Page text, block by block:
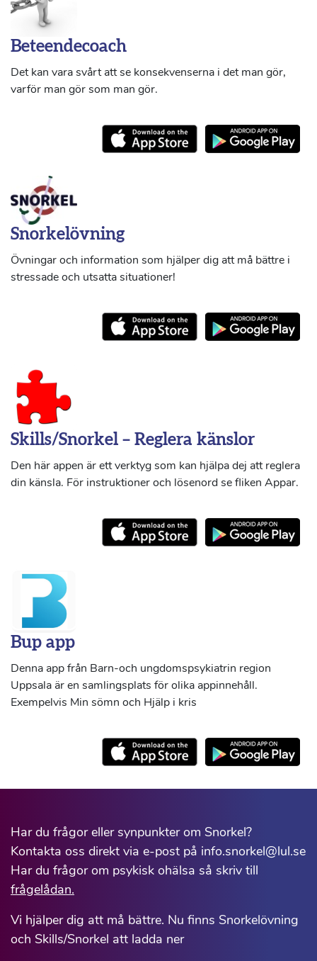
Beteendecoach
Det kan vara svårt att se konsekvenserna i det man gör,
varför man gör som man gör.
Snorkelövning
Övningar och information som hjälper dig att må bättre i
stressade och utsatta situationer!
Skills/Snorkel – Reglera känslor
Den här appen är ett verktyg som kan hjälpa dej att reglera
din känsla. För instruktioner och lösenord se fliken Appar.
Bup app
Denna app från Barn-och ungdomspsykiatrin region
Uppsala är en samlingsplats för olika appinnehåll.
Exempelvis Min sömn och Hjälp i kris
Har du frågor eller synpunkter om Snorkel?
Kontakta oss direkt via e-post på info.snorkel@lul.se
Har du frågor om psykisk ohälsa så skriv till
frågelådan.
Vi hjälper dig att må bättre. Nu finns Snorkelövning
och Skills/Snorkel att ladda ner